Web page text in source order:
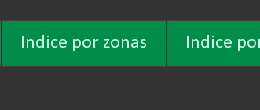
Indice por zonas Indice